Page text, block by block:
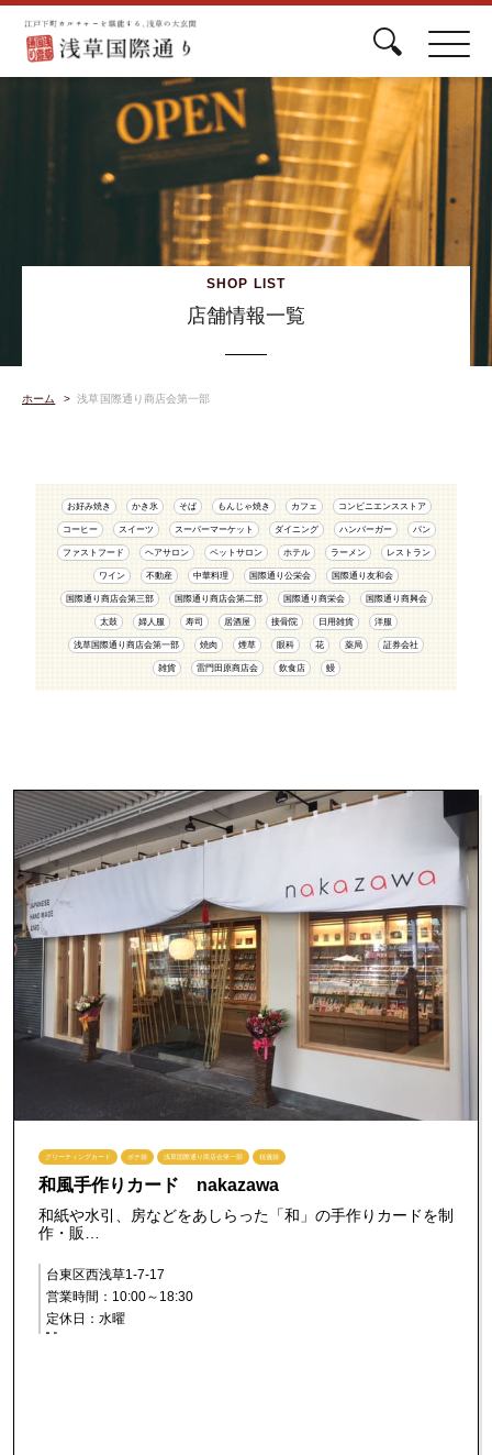
SHOP LIST
店舗情報一覧
ホーム 浅草国際通り商店会第一部
お好み焼き かき氷 そば もんじゃ焼き カフェ コンビニエンスストア
コーヒー スイーツ スーパーマーケット ダイニング ハンバーガー パン
ファストフード ヘアサロン ペットサロン ホテル ラーメン レストラン
ワイン 不動産 中華料理 国際通り公栄会 国際通り友和会
国際通り商店会第三部 国際通り商店会第二部 国際通り商栄会 国際通り商興会
太鼓 婦人服 寿司 居酒屋 接骨院 日用雑貨 洋服
浅草国際通り商店会第一部 焼肉 煙草 眼科 花 薬局 証券会社
雑貨 雷門田原商店会 飲食店 鰻
グリーティングカード ポチ袋 浅草国際通り商店会第一部 祝儀袋
和風手作りカード nakazawa
和紙や水引、房などをあしらった「和」の手作りカードを制
作・販…
台東区西浅草1-7-17
営業時間：10:00～18:30
定休日：水曜